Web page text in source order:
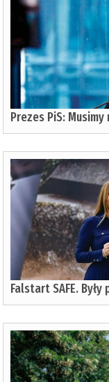
Prezes PiS:
Falstart SAFE.